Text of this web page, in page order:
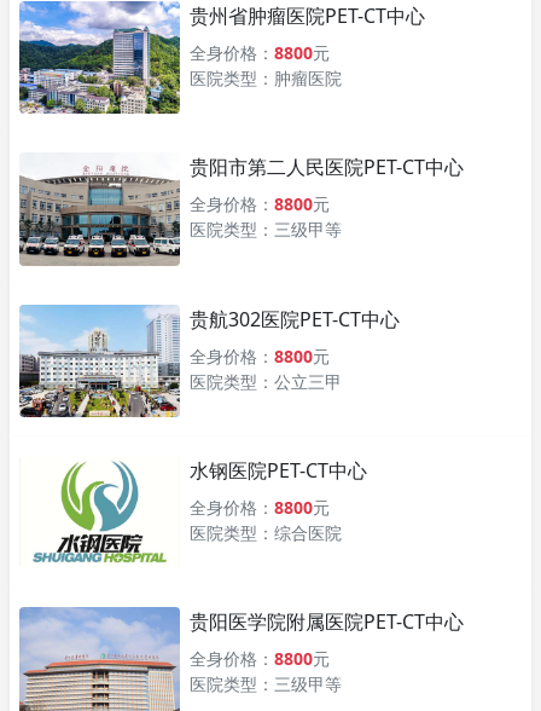
贵州省肿瘤医院PET-CT中心
全身价格：8800元
医院类型：肿瘤医院
贵阳市第二人民医院PET-CT中心
全身价格：8800元
医院类型：三级甲等
贵航302医院PET-CT中心
全身价格：8800元
医院类型：公立三甲
水钢医院PET-CT中心
全身价格：8800元
医院类型：综合医院
贵阳医学院附属医院PET-CT中心
全身价格：8800元
医院类型：三级甲等